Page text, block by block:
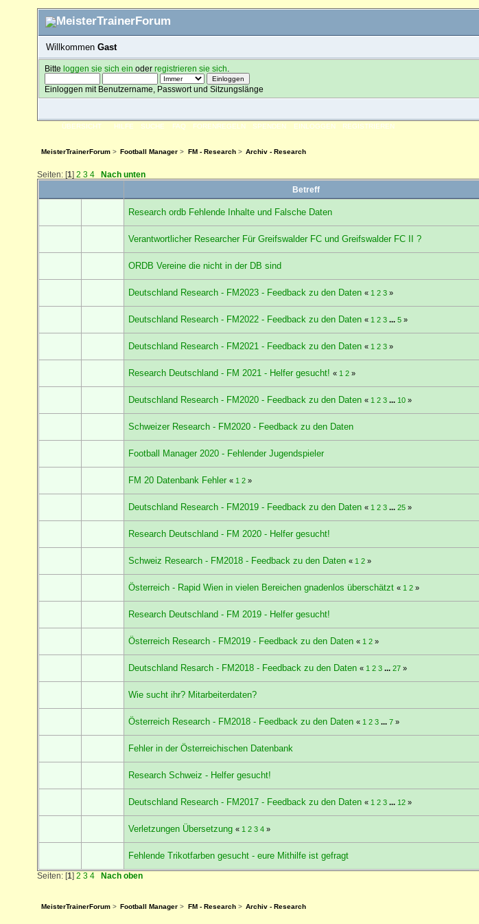
WillkommenGast
Bitte loggen sie sich ein oder registrieren sie sich
Einloggen mit Benutzername, Passwort und Sitzungslänge
ÜBERSICHT HILFE SUCHE FAQ FORENREGELN SPENDEN EINLOGGEN REGISTRIEREN
MeisterTrainerForum > Football Manager > FM - Research> Archiv - Research
Seiten: [1] 2 3 4
Nach unten
Betreff
Research ordb Fehlende Inhalte und Falsche Daten
Verantwortlicher Researcher Für Greifswalder FC und Greifswalder FC II ?
ORDB Vereine die nicht in der DB sind
Deutschland Research - FM2023 - Feedback zu den Daten « 1 2 3 »
Deutschland Research - FM2022 - Feedback zu den Daten « 1 2 3 ...5 »
Deutschland Research - FM2021 - Feedback zu den Daten « 1 2 3 »
Research Deutschland - FM 2021 - Helfer gesucht! « 1 2 »
Deutschland Research - FM2020 - Feedback zu den Daten « 1 2 3 ... 10 »
Schweizer Research - FM2020 - Feedback zu den Daten
Football Manager 2020 - Fehlender Jugendspieler
FM 20 Datenbank Fehler « 1 2 »
Deutschland Research - FM2019 - Feedback zu den Daten « 1 2 3 ...25 »
Research Deutschland - FM 2020 - Helfer gesucht!
Schweiz Research - FM2018 - Feedback zu den Daten « 1 2 »
Österreich - Rapid Wien in vielen Bereichen gnadenlos überschätzt « 1 2 »
Research Deutschland - FM 2019 - Helfer gesucht!
Österreich Research - FM2019 - Feedback zu den Daten « 1 2 »
Deutschland Resarch - FM2018 - Feedback zu den Daten « 1 2 3 ...27 »
Wie sucht ihr? Mitarbeiterdaten?
Österreich Research - FM2018 - Feedback zu den Daten « 1 2 3 ...7 »
Fehler in der Österreichischen Datenbank
Research Schweiz - Helfer gesucht!
Deutschland Research - FM2017 - Feedback zu den Daten « 1 2 3 ... 12 »
Verletzungen Übersetzung « 1 2 3 4 »
Fehlende Trikotfarben gesucht - eure Mithilfe ist gefragt
Seiten: [1] 2 3 4 Nach oben
MeisterTrainerForum > Football Manager > FM - Research> Archiv - Research